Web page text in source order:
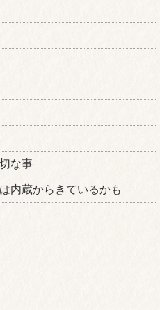
な事
内蔵からきているかも